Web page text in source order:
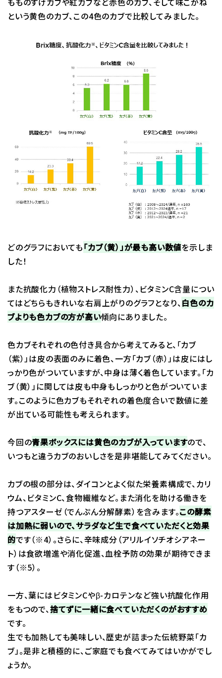
という黄色のカブ、この4色のカブで比較してみました。
どのグラフにおいても「カブ（黄）」が最も高い数値を示しま
した！
また抗酸化力（植物ストレス耐性力）、ビタミンC含量につい
てはどちらもきれいな右肩上がりのグラフとなり、白色のカ
ブよりも色カブの方が高い傾向にありました。
色カブそれぞれの色付き具合から考えてみると、「カブ
（紫）」は皮の表面のみに着色、一方「カブ（赤）」は皮にはし
っかり色がついていますが、中身は薄く着色しています。「カ
ブ（黄）」に関しては皮も中身もしっかりと色がついていま
す。このように色カブもそれぞれの着色度合いで数値に差
が出ている可能性も考えられます。
今回の青果ボックスには黄色のカブが入っていますので、
いつもと違うカブのおいしさを是非堪能してみてください。
カブの根の部分は、ダイコンとよく似た栄養素構成で、カリ
ウム、ビタミンC、食物繊維など。また消化を助ける働きを
持つアスターゼ（でんぷん分解酵素）を含みます。この酵素
は加熱に弱いので、サラダなど生で食べていただくと効果
的です（※4）。さらに、辛味成分（アリルイソチオシアネー
ト）は食欲増進や消化促進、血栓予防の効果が期待できま
す（※5）。
一方、葉にはビタミンCやβ-カロテンなど強い抗酸化作用
をもつので、捨てずに一緒に食べていただくのがおすすめ
です。
生でも加熱しても美味しい、歴史が詰まった伝統野菜「カ
ブ」。是非と積極的に、ご家庭でも食べてみてはいかがでし
ょうか。